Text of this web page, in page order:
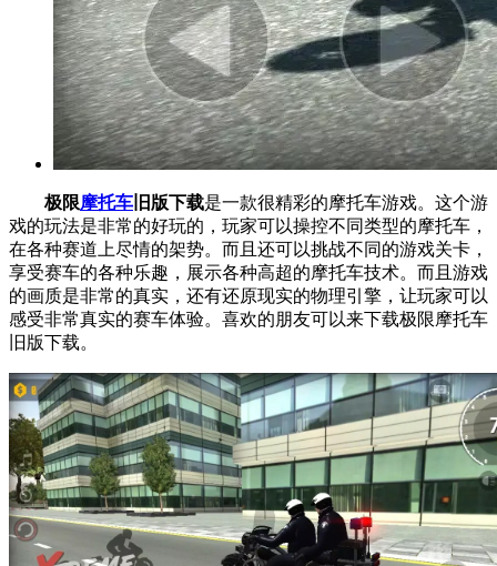
极限摩托车 旧版下载是一款很精彩的摩托车游戏。这个游
戏的玩法是非常的好玩的，玩家可以操控不同类型的摩托车，
在各种赛道上尽情的架势。而且还可以挑战不同的游戏关卡，
享受赛车的各种乐趣，展示各种高超的摩托车技术。而且游戏
的画质是非常的真实，还有还原现实的物理引擎，让玩家可以
感受非常真实的赛车体验。喜欢的朋友可以来下载极限摩托车
旧版下载。